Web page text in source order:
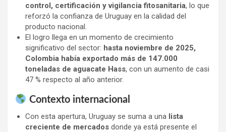
control, certificación y vigilancia fitosanitaria, lo que
reforzó la confianza de Uruguay en la calidad del
producto nacional.
El logro llega en un momento de crecimiento
significativo del sector: hasta noviembre de 2025,
Colombia había exportado más de 147.000
toneladas de aguacate Hass, con un aumento de casi
47 % respecto al año anterior.
Contexto internacional
Con esta apertura, Uruguay se suma a una lista
creciente de mercados donde ya está presente el